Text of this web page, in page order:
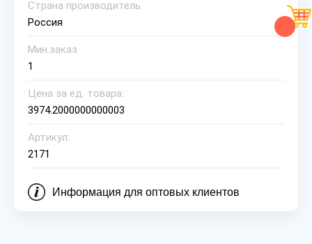
Страна производитель
Россия
Мин.заказ
1
Цена за ед. товара:
3974.2000000000003
Артикул:
2171
Информация для оптовых клиентов